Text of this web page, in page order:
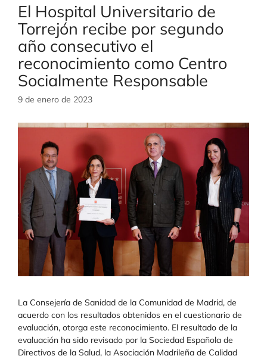
El Hospital Universitario de
Torrejón recibe por segundo
año consecutivo el
reconocimiento como Centro
Socialmente Responsable
9 de enero de 2023
La Consejería de Sanidad de la Comunidad de Madrid, de
acuerdo con los resultados obtenidos en el cuestionario de
evaluación, otorga este reconocimiento. El resultado de la
evaluación ha sido revisado por la Sociedad Española de
Directivos de la Salud, la Asociación Madrileña de Calidad